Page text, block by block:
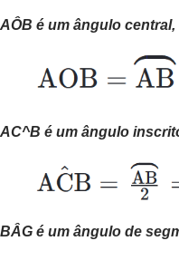
AÔB é um ângulo central,
AC^B é um ângulo
BÂG é um ângulo de